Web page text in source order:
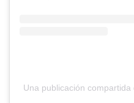
Una publicación